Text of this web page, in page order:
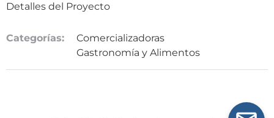
Detalles del Proyecto
Categorías:
Comercializadoras
Gastronomía y Alimentos